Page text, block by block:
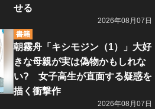
せる
2026年08月07日
書籍
朝霧舟「キシモジン（1）」大好
きな母親が実は偽物かもしれな
い? 女子高生が直面する疑惑を
描く衝撃作
2026年08月07日